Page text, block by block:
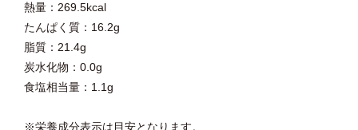
熱量：269.5kcal
たんぱく質：16.2g
脂質：21.4g
炭水化物：0.0g
食塩相当量：1.1g
※栄養成分表示は目安となります。